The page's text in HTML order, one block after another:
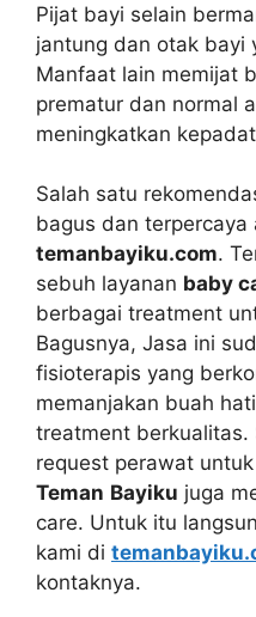
Pijat bayi selain
jantung dan otak bayi
Manfaat lain memijat
prematur dan normal
meningkatkan
Salah satu
bagus dan terpercaya
temanbayiku.com.
sebuh layanan baby
berbagai treatment
Bagusnya, Jasa ini
fisioterapis yang
memanjakan buah
treatment berkualitas.
request perawat
Teman Bayiku juga
care. Untuk itu
kami di
kontaknya.